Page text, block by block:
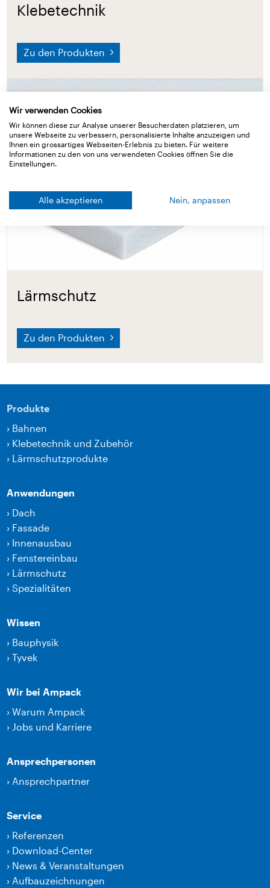
Klebetechnik
Zu den Produkten
Lärmschutz
Zu den Produkten
Produkte
› Bahnen
› Klebetechnik und Zubehör
› Lärmschutzprodukte
Anwendungen
› Dach
› Fassade
› Innenausbau
› Fenstereinbau
› Lärmschutz
›Spezialitäten
Wissen
› Bauphysik
›Tyvek
Wir bei Ampack
›Warum Ampack
›Jobs und Karriere
Ansprechpersonen
› Ansprechpartner
Service
› Referenzen
› Download-Center
› News & Veranstaltungen
› Aufbauzeichnungen
Wir verwenden Cookies
Wir können diese zur Analyse unserer Besucherdaten platzieren, um
unsere Webseite zu verbessern, personalisierte Inhalte anzuzeigen und
Ihnen ein grossartiges Webseiten-Erlebnis zu bieten. Für weitere
Informationen zu den von uns verwendeten Cookies öffnen Sie die
Einstellungen.
Alle akzeptieren Nein, anpassen